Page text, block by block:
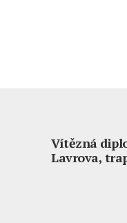
Vítězná
Lavrova,